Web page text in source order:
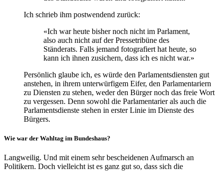
Ich schrieb ihm postwendend zurück:
«Ich war heute bisher noch nicht im Parlament,
also auch nicht auf der Pressetribüne des
Ständerats. Falls jemand fotografiert hat heute, so
kann ich ihnen zusichern, dass ich es nicht war.»
Persönlich glaube ich, es würde den Parlamentsdiensten gut
anstehen, in ihrem unterwürfigem Eifer, den Parlamentariern
zu Diensten zu stehen, weder den Bürger noch das freie Wort
zu vergessen. Denn sowohl die Parlamentarier als auch die
Parlamentsdienste stehen in erster Linie im Dienste des
Bürgers.
Wie war der Wahltag im Bundeshaus?
Langweilig. Und mit einem sehr bescheidenen Aufmarsch an
Politikern. Doch vielleicht ist es ganz gut so, dass sich die